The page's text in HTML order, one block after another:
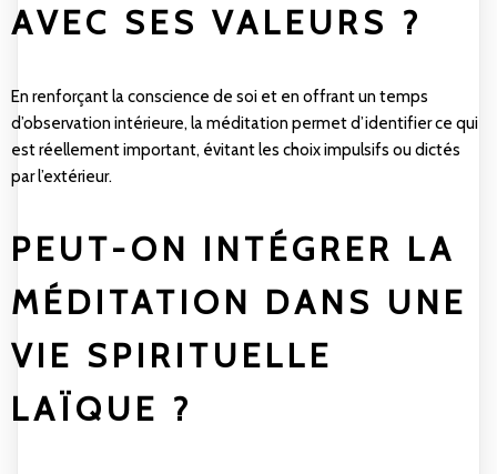
AVEC SES VALEURS ?
En renforçant la conscience de soi et en offrant un temps
d’observation intérieure, la méditation permet d’identifier ce qui
est réellement important, évitant les choix impulsifs ou dictés
par l’extérieur.
PEUT-ON INTÉGRER LA
MÉDITATION DANS UNE
VIE SPIRITUELLE
LAÏQUE ?